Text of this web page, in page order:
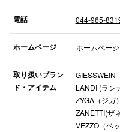
電話 044-965-
ホームページ ホームペー
取り扱いブラン
ド・アイテム
GIESSWEIN
LANDI (ラン
ZYGA（ジガ）
ZANETTI(ザ
VEZZO（ベッ